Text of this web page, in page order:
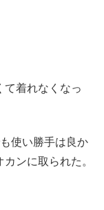
て着れなくなっ
使い勝手は良か
ンに取られた。